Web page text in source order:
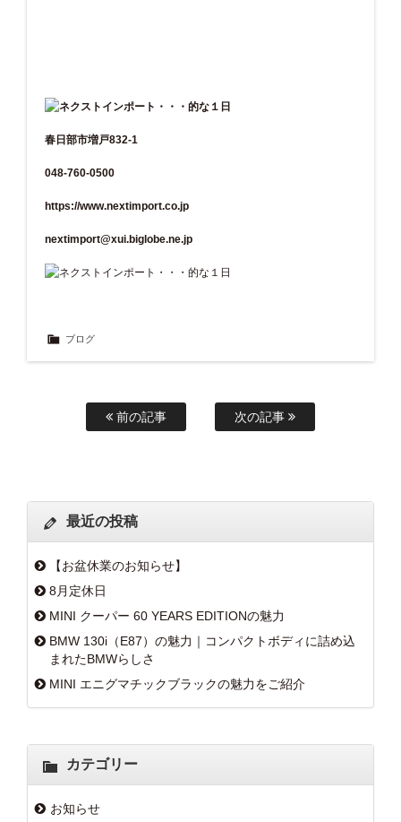
春日部市増戸832-1
048-760-0500
https://www.nextimport.co.jp
nextimport@xui.biglobe.ne.jp
ブログ
前の記事 次の記事
最近の投稿
【お盆休業のお知らせ】
8月定休日
MINI クーパー 60 YEARS EDITIONの魅力
BMW 130i（E87）の魅力｜コンパクトボディに詰め込
まれたBMWらしさ
MINI エニグマチックブラックの魅力をご紹介
カテゴリー
お知らせ